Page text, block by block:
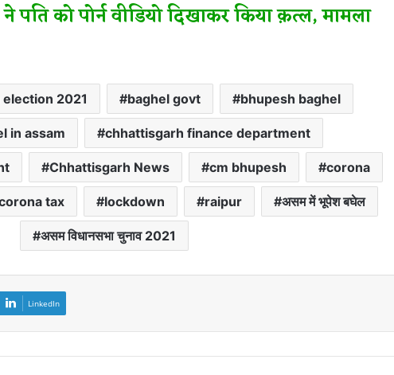
पति को पोर्न वीडियो दिखाकर किया क़त्ल, मामला
election 2021 baghel govt bhupesh baghel
in assam chhattisgarh finance department
Chhattisgarh News cm bhupesh corona
tax lockdown raipur असम में भूपेश बघेल
असम विधानसभा चुनाव 2021
LinkedIn